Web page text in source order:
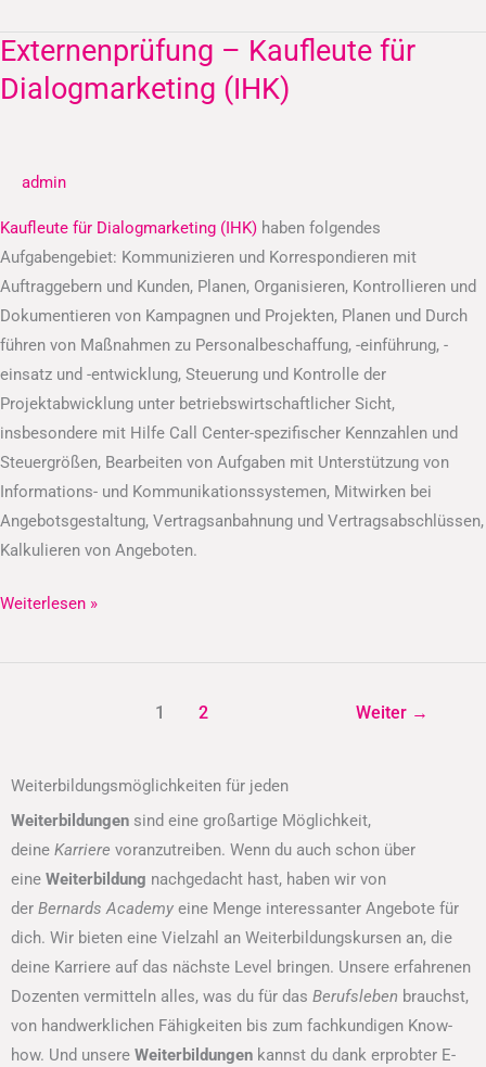
Externenprüfung – Kaufleute für
Dialogmarketing (IHK)
admin
Kaufleute für Dialogmarketing (IHK) haben folgendes
Aufgabengebiet: Kommunizieren und Korrespondieren mit
Auftraggebern und Kunden, Planen, Organisieren, Kontrollieren und
Dokumentieren von Kampagnen und Projekten, Planen und Durch
führen von Maßnahmen zu Personalbeschaffung, -einführung, -
einsatz und -entwicklung, Steuerung und Kontrolle der
Projektabwicklung unter betriebswirtschaftlicher Sicht,
insbesondere mit Hilfe Call Center-spezifischer Kennzahlen und
Steuergrößen, Bearbeiten von Aufgaben mit Unterstützung von
Informations- und Kommunikationssystemen, Mitwirken bei
Angebotsgestaltung, Vertragsanbahnung und Vertragsabschlüssen,
Kalkulieren von Angeboten.
Externenprüfung
–
Kaufleute
(IHK)
Weiterlesen »
1 2 Weiter →
Weiterbildungsmöglichkeiten für jeden
Weiterbildungen sind eine großartige Möglichkeit,
deine Karriere voranzutreiben. Wenn du auch schon über
eine Weiterbildung nachgedacht hast, haben wir von
der Bernards Academy eine Menge interessanter Angebote für
dich. Wir bieten eine Vielzahl an Weiterbildungskursen an, die
deine Karriere auf das nächste Level bringen. Unsere erfahrenen
Dozenten vermitteln alles, was du für das Berufsleben brauchst,
von handwerklichen Fähigkeiten bis zum fachkundigen Know-
how. Und unsere Weiterbildungen kannst du dank erprobter E-